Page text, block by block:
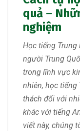
quả –
nghiệm
Học tiếng
người Trung
trong lĩnh vực
nhiên, học
thách đối với
khác với tiếng
viết này, chúng